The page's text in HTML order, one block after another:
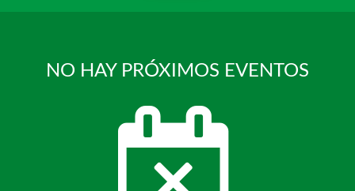
NO HAY PRÓXIMOS EVENTOS